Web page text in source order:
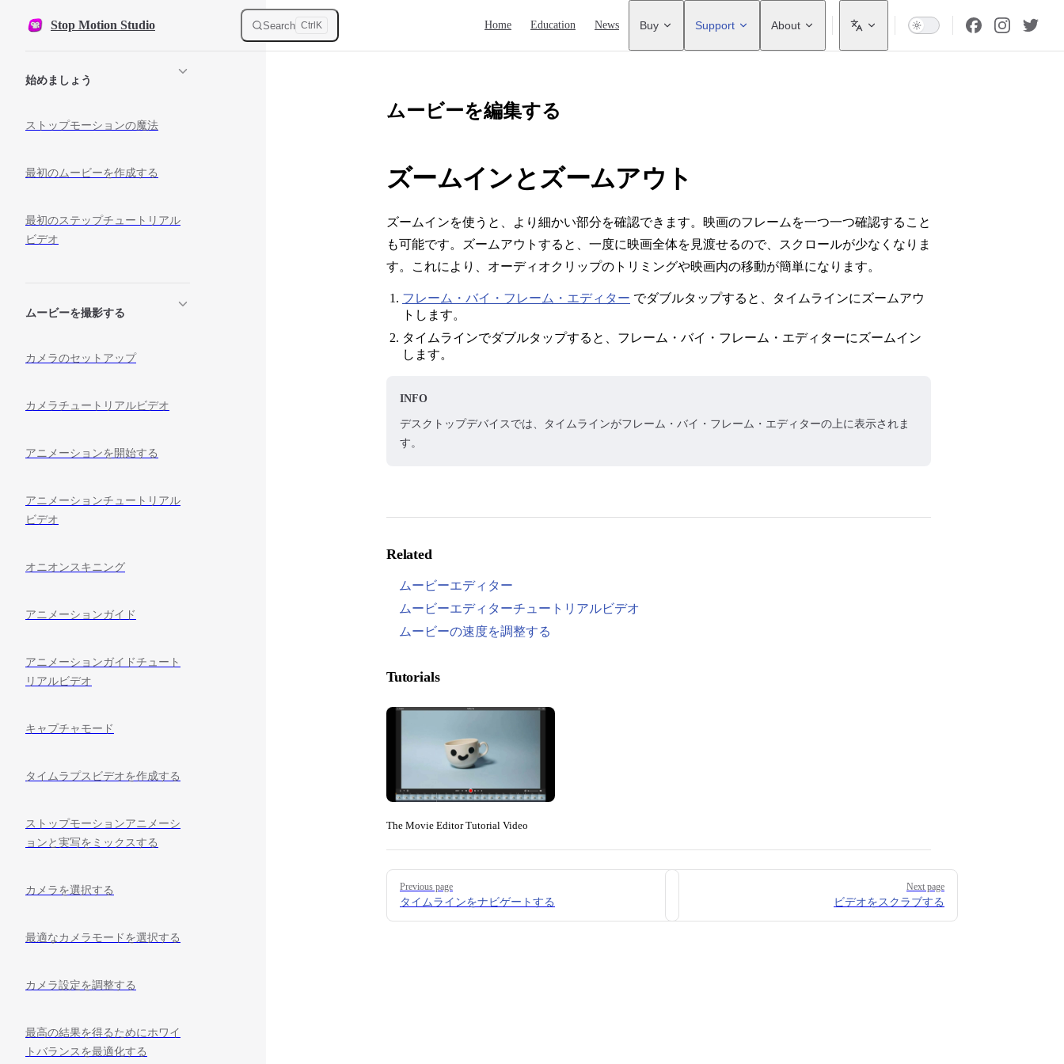
Skip to content
Stop Motion Studio Search Ctrl K Home Education News Buy Support About
始めましょう
ストップモーションの魔法
最初のムービーを作成する
最初のステップチュートリアル
ビデオ
ムービーを撮影する
カメラのセットアップ
カメラチュートリアルビデオ
アニメーションを開始する
アニメーションチュートリアル
ビデオ
オニオンスキニング
アニメーションガイド
アニメーションガイドチュート
リアルビデオ
キャプチャモード
タイムラプスビデオを作成する
ストップモーションアニメーシ
ョンと実写をミックスする
カメラを選択する
最適なカメラモードを選択する
カメラ設定を調整する
最高の結果を得るためにホワイ
トバランスを最適化する
ムービーを編集する
ズームインとズームアウト
ズームインを使うと、より細かい部分を確認できます。映画のフレームを一つ一つ確認すること
も可能です。ズームアウトすると、一度に映画全体を見渡せるので、スクロールが少なくなりま
す。これにより、オーディオクリップのトリミングや映画内の移動が簡単になります。
フレーム・バイ・フレーム・エディター でダブルタップすると、タイムラインにズームアウ
トします。
タイムラインでダブルタップすると、フレーム・バイ・フレーム・エディターにズームイン
します。
INFO
デスクトップデバイスでは、タイムラインがフレーム・バイ・フレーム・エディターの上に表示されま
す。
Related
ムービーエディター
ムービーエディターチュートリアルビデオ
ムービーの速度を調整する
Tutorials
The Movie Editor Tutorial Video
Pager
Previous page
タイムラインをナビゲートする
Next page
ビデオをスクラブする